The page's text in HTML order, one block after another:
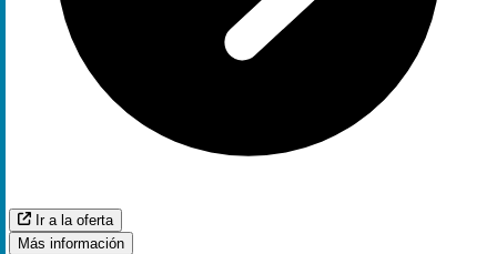
Ir a la oferta
Más información